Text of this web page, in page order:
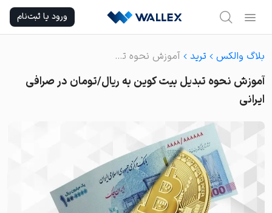
content
ورود یا ثبت‌نام
بلاگ والکس ترید آموزش نحوه تبدیل بیت کوین به ریال/تومان در صرافی ایرانی
آموزش نحوه تبدیل بیت کوین به ریال/تومان در صرافی
ایرانی